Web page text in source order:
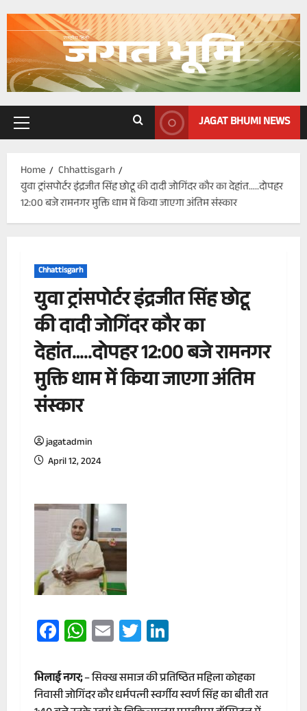
Primary
JAGAT BHUMI NEWS
Home
Chhattisgarh
युवा ट्रांसपोर्टर इंद्रजीत सिंह छोटू की दादी जोगिंदर कौर का देहांत…..दोपहर
12:00 बजे रामनगर मुक्ति धाम में किया जाएगा अंतिम संस्कार
Chhattisgarh
युवा ट्रांसपोर्टर इंद्रजीत सिंह छोटू
की दादी जोगिंदर कौर का
देहांत…..दोपहर 12:00 बजे रामनगर
मुक्ति धाम में किया जाएगा अंतिम
संस्कार
jagatadmin
April 12, 2024
Facebook
WhatsApp
EmailTwitter
भिलाई नगर;– सिक्ख समाज की प्रतिष्ठित महिला कोहका
निवासी जोगिंदर कौर धर्मपत्नी स्वर्गीय स्वर्ण सिंह का बीती रात